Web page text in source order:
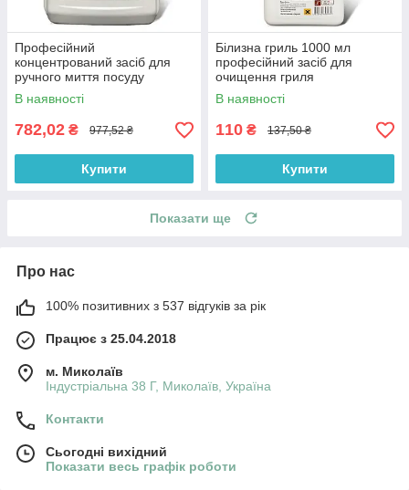
Професійний
концентрований засіб для
ручного миття посуду
Onclean 5 л від Бланідас
В наявності
782,02 ₴ 977,52 ₴
Купити
Білизна гриль 1000 мл
професійний засіб для
очищення гриля
В наявності
110 ₴ 137,50 ₴
Купити
Показати ще
Про нас
100% позитивних з 537 відгуків за рік
Працює з 25.04.2018
м. Миколаїв
Індустріальна 38 Г, Миколаїв, Україна
Контакти
Сьогодні вихідний
Показати весь графік роботи